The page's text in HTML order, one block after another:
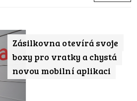
Zásilkovna otevírá svoje
boxy pro vratky a chystá
novou mobilní aplikaci